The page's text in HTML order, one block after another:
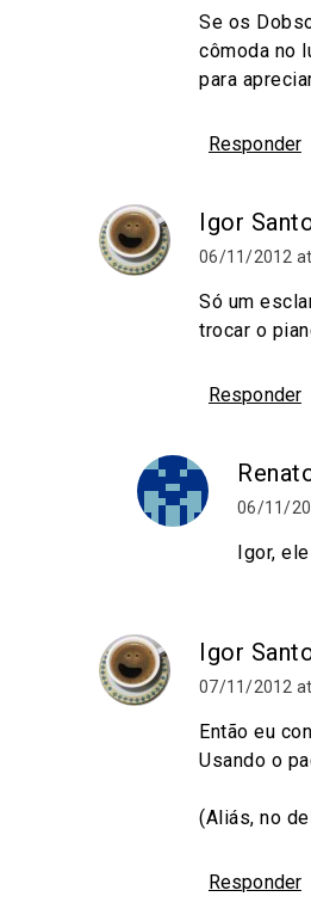
Se os
cômoda no
para
Responder
Igor
06/11/2012
Só um
trocar o
Responder
06/11/
Igor,
Igor
07/11/2012
Então eu
Usando o
(Aliás, no
Responder